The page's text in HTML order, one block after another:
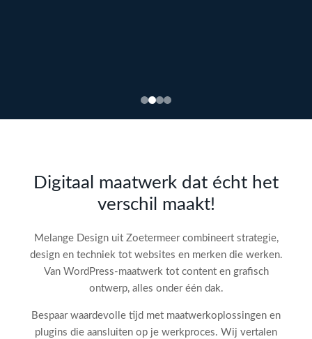
de SEO-
audit
Digitaal maatwerk dat écht het
verschil maakt!
Melange Design uit Zoetermeer combineert strategie,
design en techniek tot websites en merken die werken.
Van WordPress-maatwerk tot content en grafisch
ontwerp, alles onder één dak.
Bespaar waardevolle tijd met maatwerkoplossingen en
plugins die aansluiten op je werkproces. Wij vertalen